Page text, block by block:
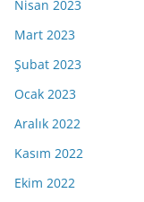
Nisan 2023
Mart 2023
Şubat 2023
Ocak 2023
Aralık 2022
Kasım 2022
Ekim 2022